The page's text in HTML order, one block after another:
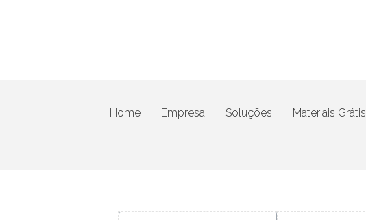
Home Empresa Soluções Materiais Grátis